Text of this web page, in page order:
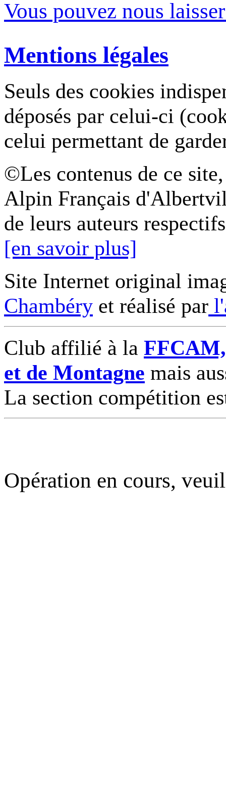
Vous pouvez nous
Mentions légales
Seuls des cookies
déposés par celui-ci
celui permettant de
©Les contenus de ce
Alpin Français
de leurs auteurs
[en savoir plus]
Site Internet original
Chambéry et réalisé par
Club affilié à la
et de Montagne mais
La section compétition
Opération en cours,